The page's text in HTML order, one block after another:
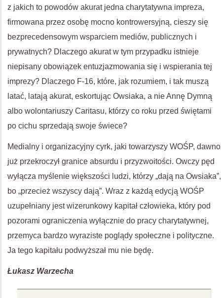
z jakich to powodów akurat jedna charytatywna impreza,
firmowana przez osobę mocno kontrowersyjną, cieszy się
bezprecedensowym wsparciem mediów, publicznych i
prywatnych? Dlaczego akurat w tym przypadku istnieje
niepisany obowiązek entuzjazmowania się i wspierania tej
imprezy? Dlaczego F-16, które, jak rozumiem, i tak muszą
latać, latają akurat, eskortując Owsiaka, a nie Annę Dymną
albo wolontariuszy Caritasu, którzy co roku przed świętami
po cichu sprzedają swoje świece?
Medialny i organizacyjny cyrk, jaki towarzyszy WOŚP, dawno
już przekroczył granice absurdu i przyzwoitości. Owczy pęd
wyłącza myślenie większości ludzi, którzy „dają na Owsiaka”,
bo „przecież wszyscy dają”. Wraz z każdą edycją WOŚP
uzupełniany jest wizerunkowy kapitał człowieka, który pod
pozorami ograniczenia wyłącznie do pracy charytatywnej,
przemyca bardzo wyraziste poglądy społeczne i polityczne.
Ja tego kapitału podwyższał mu nie będę.
Łukasz Warzecha